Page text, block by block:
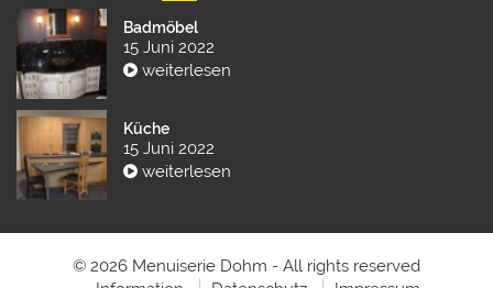
Badmöbel
15 Juni 2022
weiterlesen
Küche
15 Juni 2022
weiterlesen
© 2026 Menuiserie Dohm - All rights reserved